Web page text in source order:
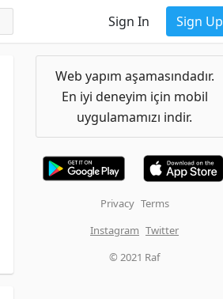
Sign In Sign Up
Web yapım aşamasındadır.
En iyi deneyim için mobil
uygulamamızı indir.
Privacy Terms
Instagram Twitter
© 2021 Raf